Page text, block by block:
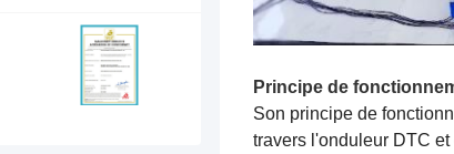
Principe de
Son principe de
travers l'onduleur DTC